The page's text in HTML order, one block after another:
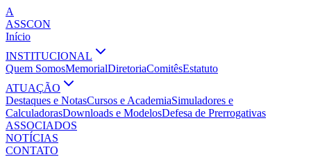
A
ASSCON
Início
INSTITUCIONAL
Quem SomosMemorialDiretoriaComitêsEstatuto
ATUAÇÃO
Destaques e NotasCursos e AcademiaSimuladores e
CalculadorasDownloads e ModelosDefesa de Prerrogativas
ASSOCIADOS
NOTÍCIAS
CONTATO